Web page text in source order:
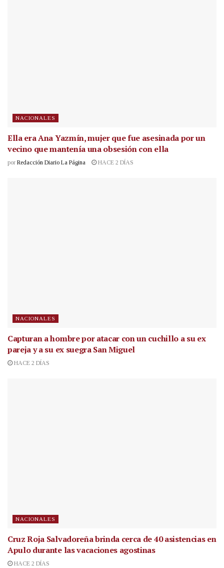
NACIONALES
Ella era Ana Yazmín, mujer que fue asesinada por un
vecino que mantenía una obsesión con ella
por Redacción Diario La Página HACE 2 DÍAS
NACIONALES
Capturan a hombre por atacar con un cuchillo a su ex
pareja y a su ex suegra San Miguel
HACE 2 DÍAS
NACIONALES
Cruz Roja Salvadoreña brinda cerca de 40 asistencias en
Apulo durante las vacaciones agostinas
HACE 2 DÍAS